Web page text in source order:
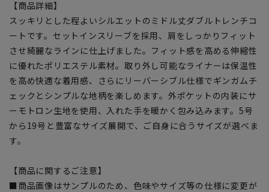
【商品詳細】
スッキリとした程よいシルエットのミドル丈ダブルトレンチコ
ートです。セットインスリーブを採用、肩をしっかりフィット
させ綺麗なラインに仕上げました。フィット感を高める伸縮性
に優れたポリエステル素材。取り外し可能なライナーは保温性
を高め快適な着用感、さらにリーバーシブル仕様でギンガムチ
ェックとシンプルな地柄を楽しめます。外ポケットの内装にサ
ーモトロン生地を使用、入れた手を暖かく包み込みます。5号
から19号と豊富なサイズ展開で、ご自身に合うサイズが選べま
す。
【商品に関するご注意】
■商品画像はサンプルのため、色味やサイズ等の仕様に変更が